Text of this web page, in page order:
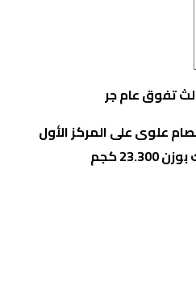
تفوق عام جر
علوى على المركز الأول
كجم